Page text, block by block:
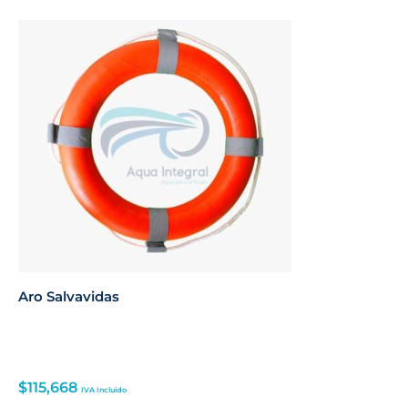
Aro Salvavidas
$115,668 IVA Incluido